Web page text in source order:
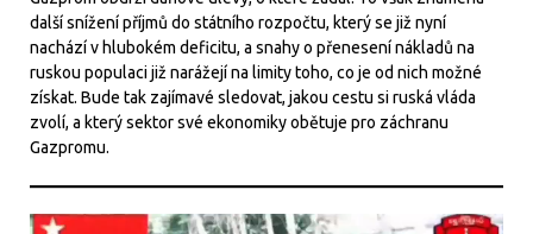
další snížení příjmů do státního rozpočtu, který se již nyní
nachází v hlubokém deficitu, a snahy o přenesení nákladů na
ruskou populaci již narážejí na limity toho, co je od nich možné
získat. Bude tak zajímavé sledovat, jakou cestu si ruská vláda
zvolí, a který sektor své ekonomiky obětuje pro záchranu
Gazpromu.